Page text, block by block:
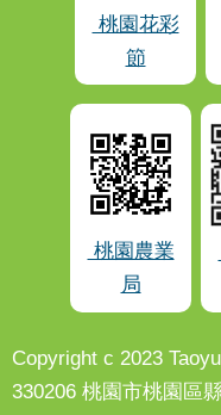
桃園花彩
節
桃園農業
局
Copyright c 2023
330206 桃園市桃園區